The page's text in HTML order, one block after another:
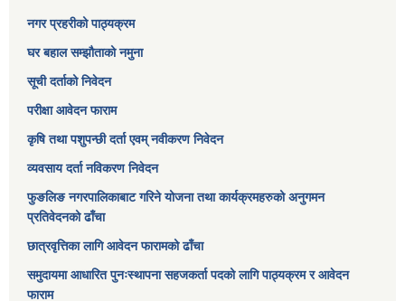
नगर प्रहरीको पाठ्यक्रम
घर बहाल सम्झौताको नमुना
सूची दर्ताको निवेदन
परीक्षा आवेदन फाराम
कृषि तथा पशुपन्छी दर्ता एवम् नवीकरण निवेदन
व्यवसाय दर्ता नविकरण निवेदन
फुङलिङ नगरपालिकाबाट गरिने योजना तथा कार्यक्रमहरुको अनुगमन
प्रतिवेदनको ढाँचा
छात्रवृत्तिका लागि आवेदन फारामको ढाँचा
समुदायमा आधारित पुनःस्थापना सहजकर्ता पदको लागि पाठ्यक्रम र आवेदन
फाराम